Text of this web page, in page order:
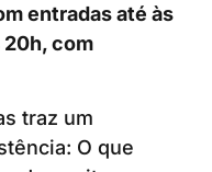
entradas até às
20h, com
traz um
O que